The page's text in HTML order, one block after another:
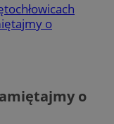
o
o